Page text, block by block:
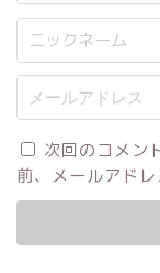
次回のコメン
前、メールアドレ